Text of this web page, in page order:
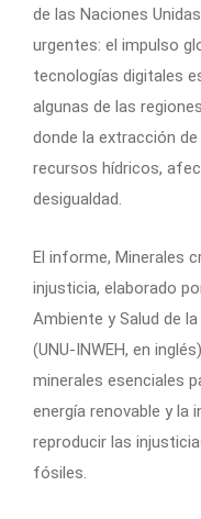
de las Naciones
urgentes: el impulso
tecnologías digitales
algunas de las
donde la extracción
recursos hídricos,
desigualdad.
El informe, Minerales
injusticia, elaborado
Ambiente y Salud de
(UNU-INWEH, en
minerales esenciales
energía renovable y la
reproducir las
fósiles.